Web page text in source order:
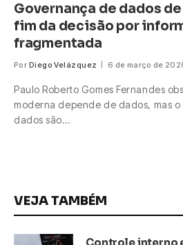
Governança de dados
fim da decisão por
fragmentada
Por Diego Velázquez 6 de março de
Paulo Roberto Gomes Fernandes
moderna depende de dados, mas
dados são…
VEJA TAMBÉM